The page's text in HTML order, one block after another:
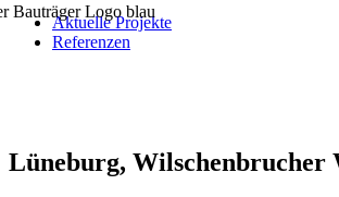
Aktuelle Projekte
Referenzen
Lüneburg, Wilschenbrucher